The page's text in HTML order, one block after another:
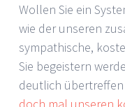
Wollen Sie ein
wie der unseren
sympathische,
Sie begeistern
deutlich übertreffen